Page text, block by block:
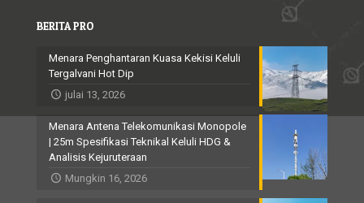
BERITA PRO
Menara Penghantaran Kuasa Kekisi Keluli
Tergalvani Hot Dip
julai 13, 2026
Menara Antena Telekomunikasi Monopole
| 25m Spesifikasi Teknikal Keluli HDG &
Analisis Kejuruteraan
Mungkin 16, 2026